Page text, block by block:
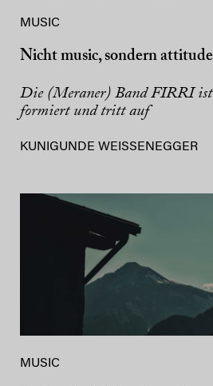
MUSIC
Nicht music, sondern attitude
Die (Meraner) Band FIRRI ist
formiert und tritt auf
KUNIGUNDE WEISSENEGGER
MUSIC